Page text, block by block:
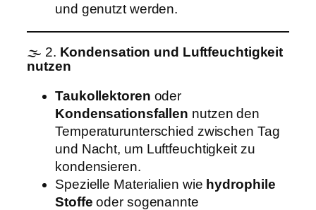
und genutzt werden.
🌫️ 2. Kondensation und Luftfeuchtigkeit
nutzen
Taukollektoren oder
Kondensationsfallen nutzen den
Temperaturunterschied zwischen Tag
und Nacht, um Luftfeuchtigkeit zu
kondensieren.
Spezielle Materialien wie hydrophile
Stoffe oder sogenannte